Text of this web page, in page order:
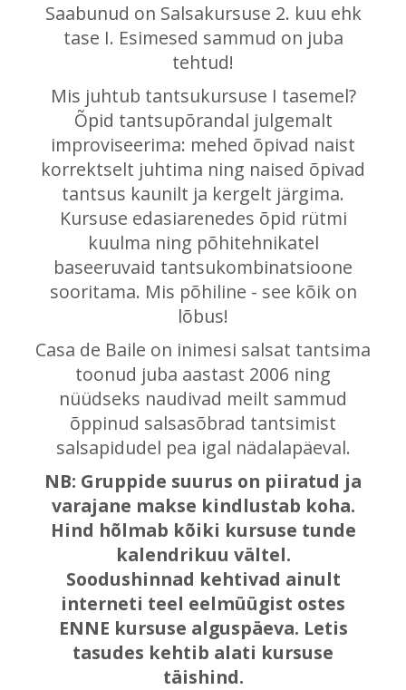
Saabunud on Salsakursuse 2. kuu ehk
tase I. Esimesed sammud on juba
tehtud!
Mis juhtub tantsukursuse I tasemel?
Õpid tantsupõrandal julgemalt
improviseerima: mehed õpivad naist
korrektselt juhtima ning naised õpivad
tantsus kaunilt ja kergelt järgima.
Kursuse edasiarenedes õpid rütmi
kuulma ning põhitehnikatel
baseeruvaid tantsukombinatsioone
sooritama. Mis põhiline - see kõik on
lõbus!
Casa de Baile on inimesi salsat tantsima
toonud juba aastast 2006 ning
nüüdseks naudivad meilt sammud
õppinud salsasõbrad tantsimist
salsapidudel pea igal nädalapäeval.
NB: Gruppide suurus on piiratud ja
varajane makse kindlustab koha.
Hind hõlmab kõiki kursuse tunde
kalendrikuu vältel.
Soodushinnad kehtivad ainult
interneti teel eelmüügist ostes
ENNE kursuse alguspäeva. Letis
tasudes kehtib alati kursuse
täishind.